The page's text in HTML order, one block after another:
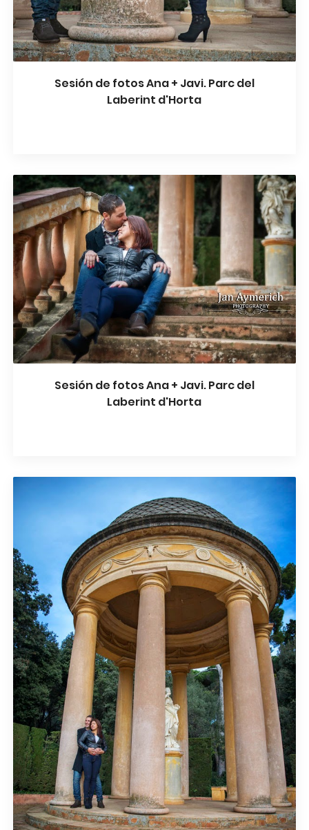
Sesión de fotos Ana + Javi. Parc del
Laberint d'Horta
Sesión de fotos Ana + Javi. Parc del
Laberint d'Horta